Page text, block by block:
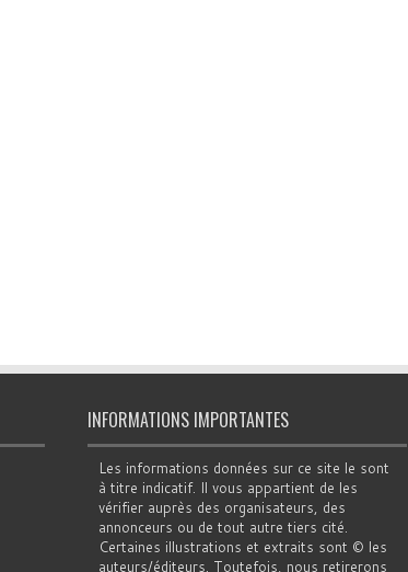
INFORMATIONS IMPORTANTES
Les informations données sur ce site le sont
à titre indicatif. Il vous appartient de les
vérifier auprès des organisateurs, des
annonceurs ou de tout autre tiers cité.
Certaines illustrations et extraits sont © les
auteurs/éditeurs. Toutefois, nous retirerons